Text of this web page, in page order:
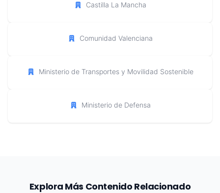
Castilla La Mancha
Comunidad Valenciana
Ministerio de Transportes y Movilidad Sostenible
Ministerio de Defensa
Explora Más Contenido Relacionado